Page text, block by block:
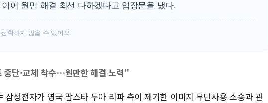
어 원만 해결 최선 다하겠다고 입장문을 냈다.
확하지 않을 수 있어요.
중단·교체 착수…원만한 해결 노력"
삼성전자가 영국 팝스타 두아 리파 측이 제기한 이미지 무단사용 소송과 관